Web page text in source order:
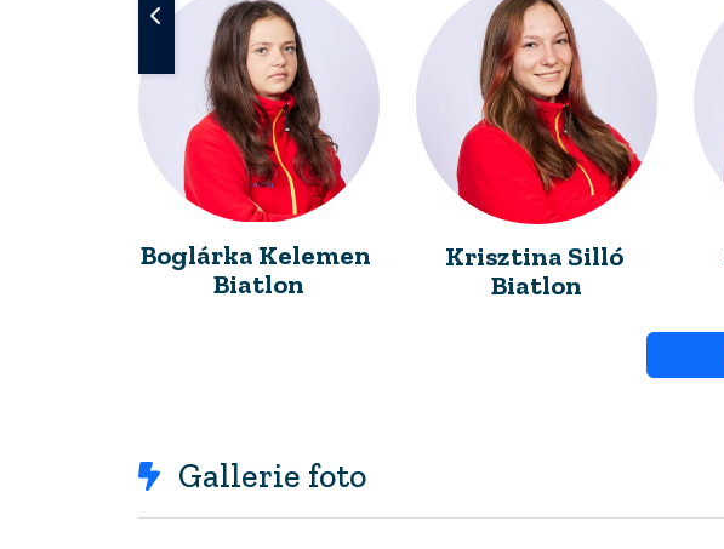
Boglárka Kelemen
Biatlon
Krisztina Silló
Biatlon
Gallerie foto